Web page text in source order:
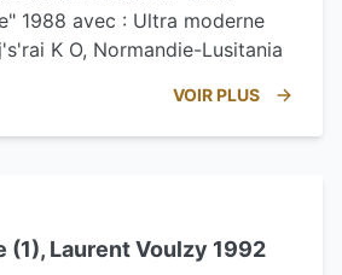
1988 avec : Ultra moderne
K O, Normandie-Lusitania
VOIR PLUS
(1), Laurent Voulzy 1992